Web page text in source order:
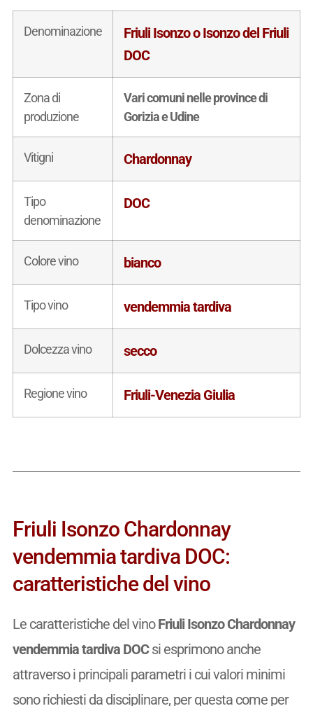
Denominazione
Friuli Isonzo o Isonzo del Friuli
DOC
Zona di
produzione
Vari comuni nelle province di
Gorizia e Udine
Vitigni Chardonnay
Tipo
denominazione
DOC
Colore vino bianco
Tipo vino vendemmia tardiva
Dolcezza vino secco
Regione vino Friuli-Venezia Giulia
Friuli Isonzo Chardonnay
vendemmia tardiva DOC:
caratteristiche del vino
Le caratteristiche del vinoFriuli Isonzo Chardonnay
vendemmia tardiva DOCsi esprimono anche
attraverso i principali parametri i cui valori minimi
sono richiesti da disciplinare, per questa come per